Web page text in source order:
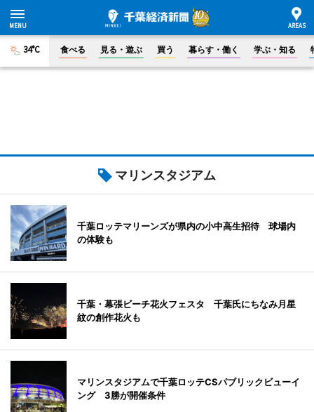
34°C 食べる 見る・遊ぶ 買う 暮らす・働く 学ぶ・知る
マリンスタジアム
千葉ロッテマリーンズが県内の小中高生招待 球場内
の体験も
千葉・幕張ビーチ花火フェスタ 千葉氏にちなみ月星
紋の創作花火も
マリンスタジアムで千葉ロッテCSパブリックビューイ
ング 3勝が開催条件